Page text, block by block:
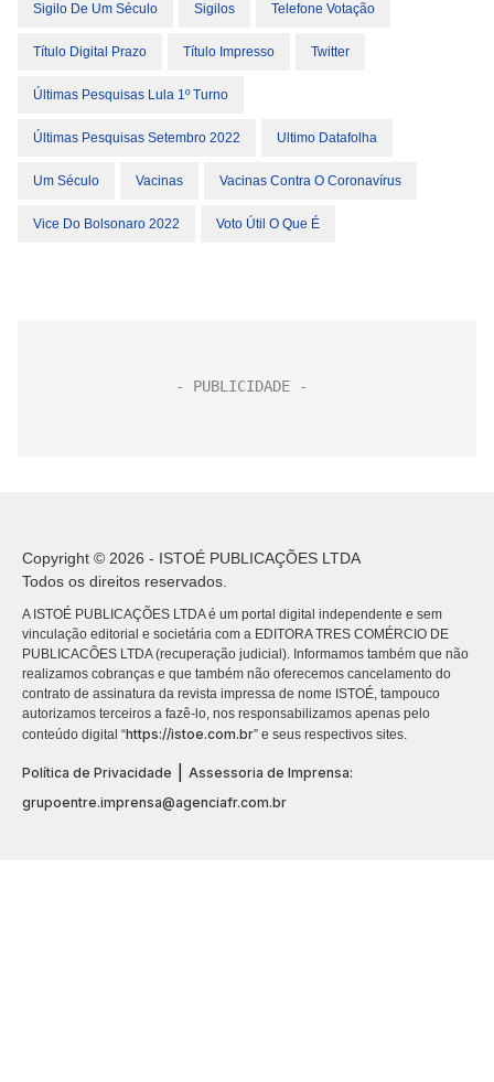
Sigilo De Um Século Sigilos Telefone Votação
Título Digital Prazo Título Impresso Twitter
Últimas Pesquisas Lula 1º Turno
Últimas Pesquisas Setembro 2022 Ultimo Datafolha
Um Século Vacinas Vacinas Contra O Coronavírus
Vice Do Bolsonaro 2022 Voto Útil O Que É
Copyright © 2026 - ISTOÉ PUBLICAÇÕES LTDA
Todos os direitos reservados.
A ISTOÉ PUBLICAÇÕES LTDA é um portal digital independente e sem
vinculação editorial e societária com a EDITORA TRES COMÉRCIO DE
PUBLICACÕES LTDA (recuperação judicial). Informamos também que não
realizamos cobranças e que também não oferecemos cancelamento do
contrato de assinatura da revista impressa de nome ISTOÉ, tampouco
autorizamos terceiros a fazê-lo, nos responsabilizamos apenas pelo
conteúdo digital “https://istoe.com.br” e seus respectivos sites.
Política de Privacidade
Assessoria de Imprensa:
grupoentre.imprensa@agenciafr.com.br